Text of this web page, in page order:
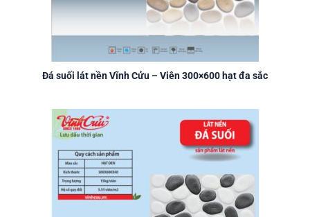
Đá suối lát nền Vĩnh Cửu – Viên 300×600 hạt đa sắc